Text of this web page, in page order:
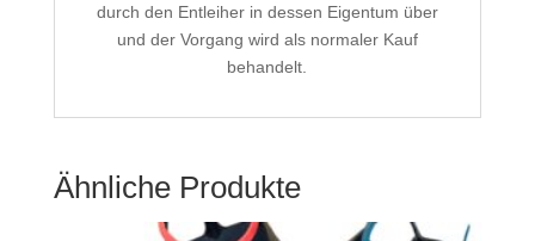
durch den Entleiher in dessen Eigentum über
und der Vorgang wird als normaler Kauf
behandelt.
Ähnliche Produkte